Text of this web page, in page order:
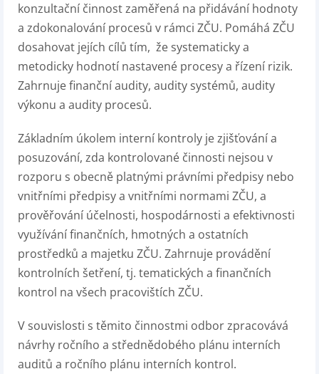
konzultační činnost zaměřená na přidávání hodnoty
a zdokonalování procesů v rámci ZČU. Pomáhá ZČU
dosahovat jejích cílů tím, že systematicky a
metodicky hodnotí nastavené procesy a řízení rizik.
Zahrnuje finanční audity, audity systémů, audity
výkonu a audity procesů.
Základním úkolem interní kontroly je zjišťování a
posuzování, zda kontrolované činnosti nejsou v
rozporu s obecně platnými právními předpisy nebo
vnitřními předpisy a vnitřními normami ZČU, a
prověřování účelnosti, hospodárnosti a efektivnosti
využívání finančních, hmotných a ostatních
prostředků a majetku ZČU. Zahrnuje provádění
kontrolních šetření, tj. tematických a finančních
kontrol na všech pracovištích ZČU.
V souvislosti s těmito činnostmi odbor zpracovává
návrhy ročního a střednědobého plánu interních
auditů a ročního plánu interních kontrol.